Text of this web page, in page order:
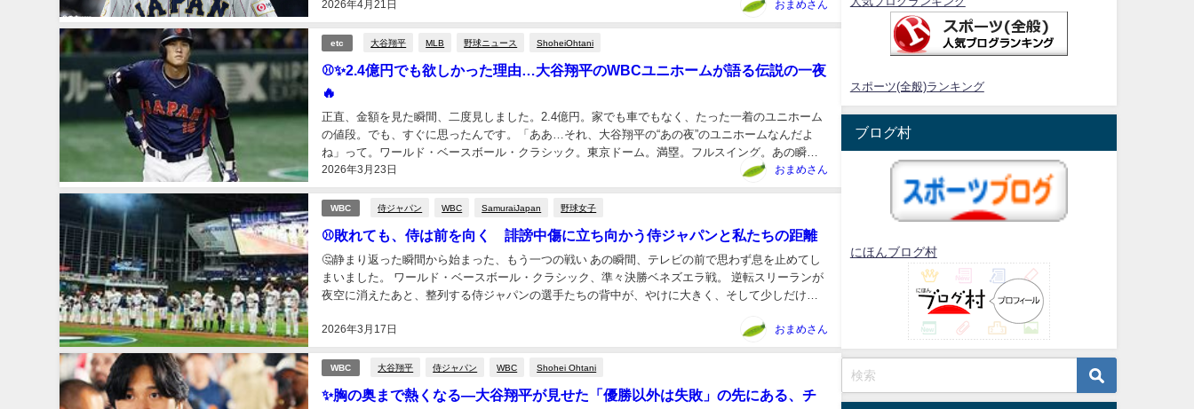
2026年4月21日
「お疲れさまでした」と思った。🤔💡 就任から短期間、背負い続...
おまめさん
etc 大谷翔平 MLB 野球ニュース ShoheiOhtani
⚾✨2.4億円でも欲しかった理由…大谷翔平のWBCユニホームが語る伝説の一夜
🔥
2026年3月23日
正直、金額を見た瞬間、二度見しました。2.4億円。家でも車でもなく、たった一着のユニホーム
の値段。でも、すぐに思ったんです。「ああ…それ、大谷翔平の“あの夜”のユニホームなんだよ
ね」って。ワールド・ベースボール・クラシック。東京ドーム。満塁。フルスイング。あの瞬間
を知っている人なら、この金額に、きっとただの驚き以上の感...
おまめさん
WBC 侍ジャパン WBC SamuraiJapan 野球女子
⚾敗れても、侍は前を向く 誹謗中傷に立ち向かう侍ジャパンと私たちの距離
2026年3月17日
🤔静まり返った瞬間から始まった、もう一つの戦い あの瞬間、テレビの前で思わず息を止めてし
まいました。 ワールド・ベースボール・クラシック、準々決勝ベネズエラ戦。 逆転スリーランが
夜空に消えたあと、整列する侍ジャパンの選手たちの背中が、やけに大きく、そして少しだけ寂
おまめさん
WBC 大谷翔平 侍ジャパン WBC Shohei Ohtani
✨胸の奥まで熱くなる—大谷翔平が見せた「優勝以外は失敗」の先にある、チ
スポーツ(全般)ランキング
ブログ村
にほんブログ村